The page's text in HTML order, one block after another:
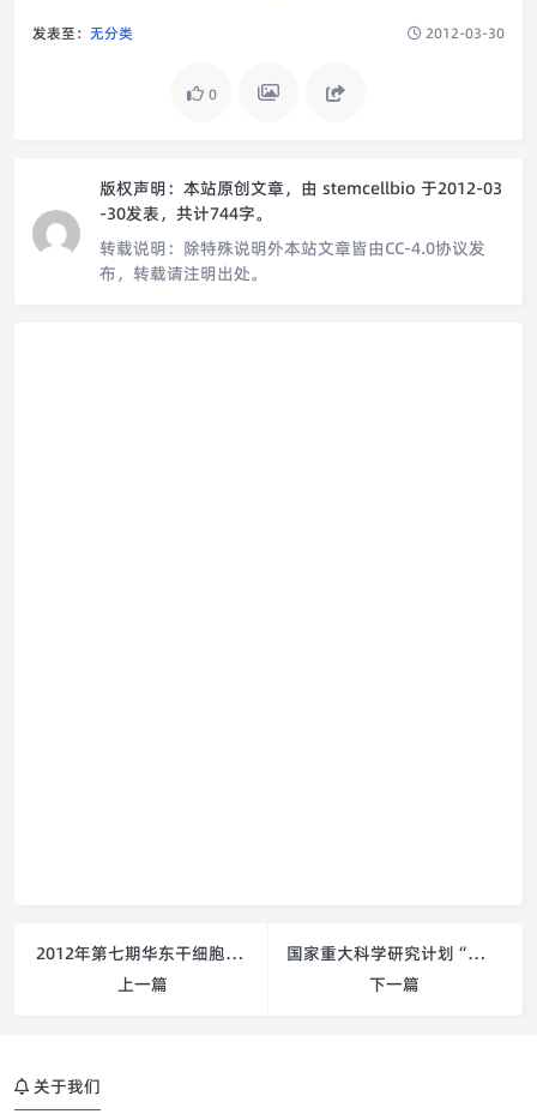
发表至： 无分类 2012-03-30
0
版权声明： 本站原创文章，由 stemcellbio 于2012-03
-30发表，共计744字。
转载说明： 除特殊说明外本站文章皆由CC-4.0协议发
布，转载请注明出处。
2012年第七期华东干细胞库ES细胞技术培训
上一篇
国家重大科学研究计划“体内间充质干细胞自我更新、分化及其调控相关组织干细胞”项目启动会召开
下一篇
关于我们